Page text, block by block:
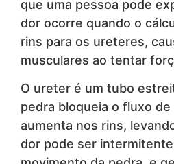
que uma pessoa pode
dor ocorre quando o
rins para os ureteres,
musculares ao tentar
O ureter é um tubo
pedra bloqueia o fluxo
aumenta nos rins,
dor pode ser